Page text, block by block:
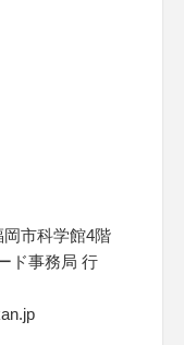
市科学館4階
ド事務局 行